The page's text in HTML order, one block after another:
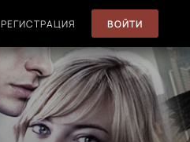
РЕГИСТРАЦИЯ ВОЙТИ